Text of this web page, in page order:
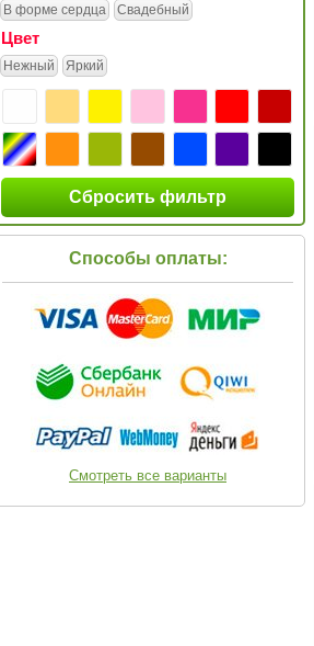
В форме сердца
Свадебный
Цвет
Нежный Яркий
Сбросить фильтр
Способы оплаты:
Смотреть все варианты